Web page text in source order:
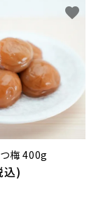
梅 400g
込)
favorite